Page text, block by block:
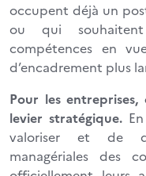
occupent déjà un
ou qui
compétences en
d’encadrement plus
Pour les
levier stratégique.
valoriser et de
managériales des